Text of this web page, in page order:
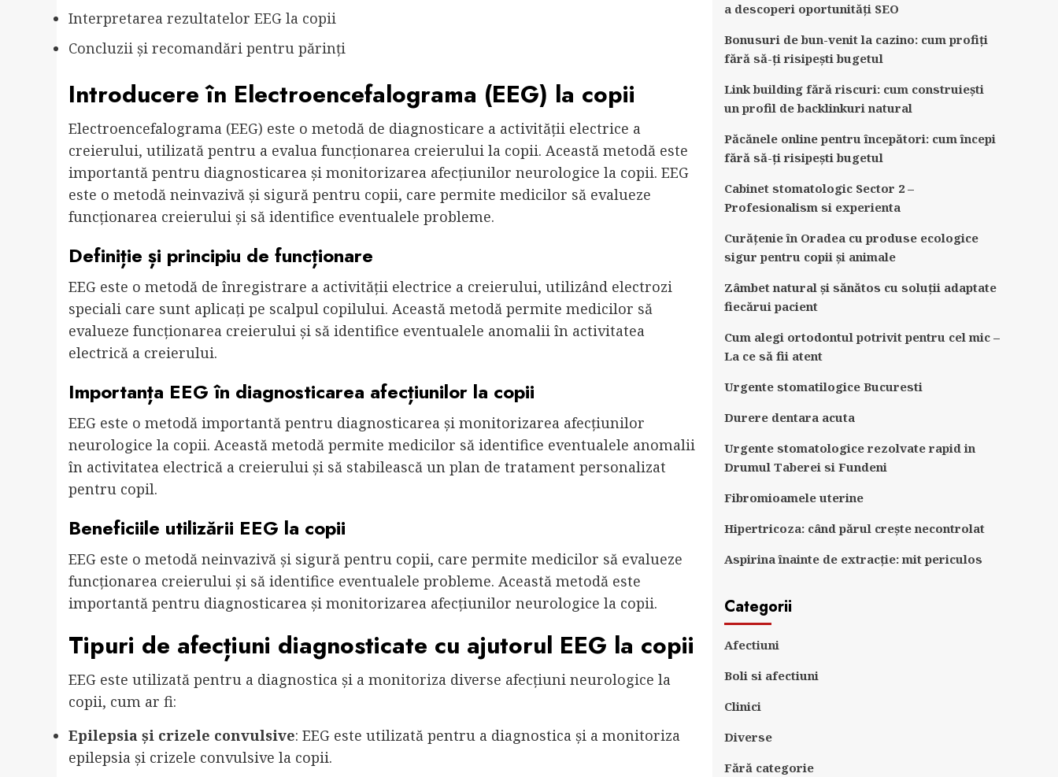
Interpretarea rezultatelor EEG la copii
Concluzii și recomandări pentru părinți
Introducere în Electroencefalograma (EEG) la copii
Electroencefalograma (EEG) este o metodă de diagnosticare a activității electrice a
creierului, utilizată pentru a evalua funcționarea creierului la copii. Această metodă este
importantă pentru diagnosticarea și monitorizarea afecțiunilor neurologice la copii. EEG
este o metodă neinvazivă și sigură pentru copii, care permite medicilor să evalueze
funcționarea creierului și să identifice eventualele probleme.
Definiție și principiu de funcționare
EEG este o metodă de înregistrare a activității electrice a creierului, utilizând electrozi
speciali care sunt aplicați pe scalpul copilului. Această metodă permite medicilor să
evalueze funcționarea creierului și să identifice eventualele anomalii în activitatea
electrică a creierului.
Importanța EEG în diagnosticarea afecțiunilor la copii
EEG este o metodă importantă pentru diagnosticarea și monitorizarea afecțiunilor
neurologice la copii. Această metodă permite medicilor să identifice eventualele anomalii
în activitatea electrică a creierului și să stabilească un plan de tratament personalizat
pentru copil.
Beneficiile utilizării EEG la copii
EEG este o metodă neinvazivă și sigură pentru copii, care permite medicilor să evalueze
funcționarea creierului și să identifice eventualele probleme. Această metodă este
importantă pentru diagnosticarea și monitorizarea afecțiunilor neurologice la copii.
Tipuri de afecțiuni diagnosticate cu ajutorul EEG la copii
EEG este utilizată pentru a diagnostica și a monitoriza diverse afecțiuni neurologice la
copii, cum ar fi:
Epilepsia și crizele convulsive: EEG este utilizată pentru a diagnostica și a monitoriza
epilepsia și crizele convulsive la copii.
a descoperi oportunități SEO
Bonusuri de bun-venit la cazino: cum profiți
fără să-ți risipești bugetul
Link building fără riscuri: cum construiești
un profil de backlinkuri natural
Păcănele online pentru începători: cum începi
fără să-ți risipești bugetul
Cabinet stomatologic Sector 2 –
Profesionalism si experienta
Curățenie în Oradea cu produse ecologice
sigur pentru copii și animale
Zâmbet natural și sănătos cu soluții adaptate
fiecărui pacient
Cum alegi ortodontul potrivit pentru cel mic –
La ce să fii atent
Urgente stomatilogice Bucuresti
Durere dentara acuta
Urgente stomatologice rezolvate rapid in
Drumul Taberei si Fundeni
Fibromioamele uterine
Hipertricoza: când părul crește necontrolat
Aspirina înainte de extracție: mit periculos
Categorii
Afectiuni
Boli si afectiuni
Clinici
Diverse
Fără categorie